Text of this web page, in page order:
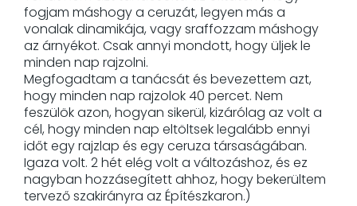
fogjam máshogy a ceruzát, legyen más a
vonalak dinamikája, vagy sraffozzam máshogy
az árnyékot. Csak annyi mondott, hogy üljek le
minden nap rajzolni.
Megfogadtam a tanácsát és bevezettem azt,
hogy minden nap rajzolok 40 percet. Nem
feszülök azon, hogyan sikerül, kizárólag az volt a
cél, hogy minden nap eltöltsek legalább ennyi
időt egy rajzlap és egy ceruza társaságában.
Igaza volt. 2 hét elég volt a változáshoz, és ez
nagyban hozzásegített ahhoz, hogy bekerültem
tervező szakirányra az Építészkaron.)